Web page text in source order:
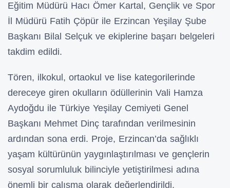
Eğitim Müdürü Hacı Ömer Kartal, Gençlik ve Spor
İl Müdürü Fatih Çöpür ile Erzincan Yeşilay Şube
Başkanı Bilal Selçuk ve ekiplerine başarı belgeleri
takdim edildi.
Tören, ilkokul, ortaokul ve lise kategorilerinde
dereceye giren okulların ödüllerinin Vali Hamza
Aydoğdu ile Türkiye Yeşilay Cemiyeti Genel
Başkanı Mehmet Dinç tarafından verilmesinin
ardından sona erdi. Proje, Erzincan’da sağlıklı
yaşam kültürünün yaygınlaştırılması ve gençlerin
sosyal sorumluluk bilinciyle yetiştirilmesi adına
önemli bir çalışma olarak değerlendirildi.